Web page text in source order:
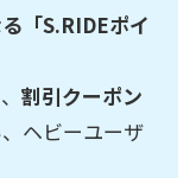
「S.RIDEポイ
割引クーポン
ヘビーユーザ